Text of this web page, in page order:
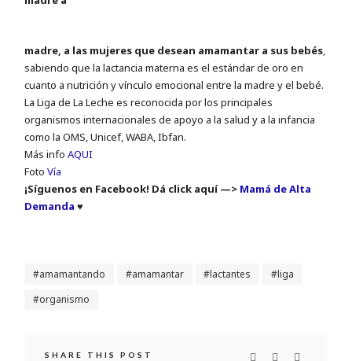
madre, a las mujeres que desean amamantar a sus bebés,
sabiendo que la lactancia materna es el estándar de oro en
cuanto a nutrición y vínculo emocional entre la madre y el bebé.
La Liga de La Leche es reconocida por los principales
organismos internacionales de apoyo a la salud y a la infancia
como la OMS, Unicef, WABA, Ibfan.
Más infoAQUI
FotoVía
¡Síguenos en Facebook! Dá click aquí —> Mamá de Alta
Demanda ♥
amamantando amamantar lactantes
liga
organismo
SHARE THIS POST